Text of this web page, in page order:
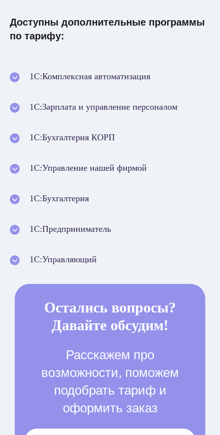
Доступны дополнительные программы
по тарифу:
1С:Комплексная автоматизация
1С:Зарплата и управление персоналом
1С:Бухгалтерия КОРП
1С:Управление нашей фирмой
1С:Бухгалтерия
1С:Пред­приниматель
1С:Управляющий
Остались вопросы?
Давайте обсудим!
Расскажем про
возможности, поможем
подобрать тариф и
оформить заказ